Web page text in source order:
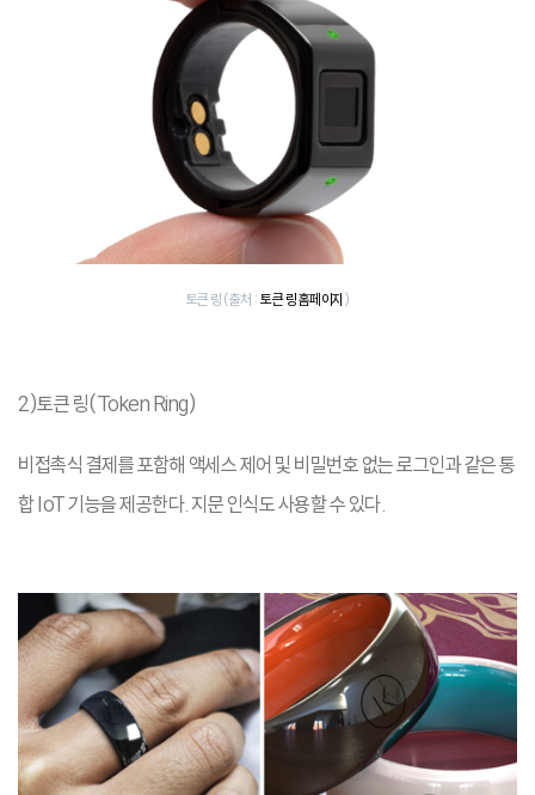
토큰 링 (출처 :토큰 링 홈페이지 )
2)토큰 링(Token Ring)
비접촉식 결제를 포함해 액세스 제어 및 비밀번호 없는 로그인과 같은 통
합 IoT 기능을 제공한다. 지문 인식도 사용할 수 있다.